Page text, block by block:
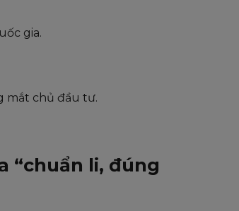
gia.
mắt chủ đầu tư.
“chuẩn li, đúng